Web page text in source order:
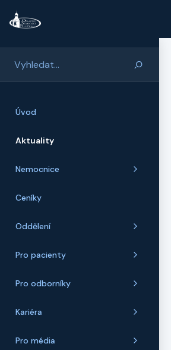
Úvod
Aktuality
Nemocnice
Ceníky
Oddělení
Pro pacienty
Pro odborníky
Kariéra
Pro média